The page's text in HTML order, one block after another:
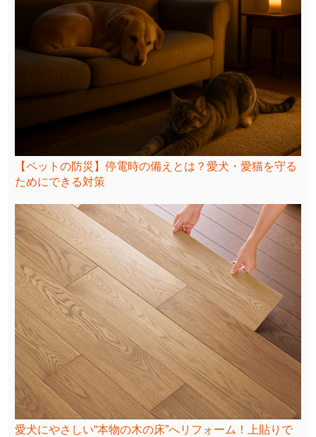
【ペットの防災】停電時の備えとは？愛犬・愛猫を守る
ためにできる対策
愛犬にやさしい“本物の木の床”へリフォーム！上貼りで